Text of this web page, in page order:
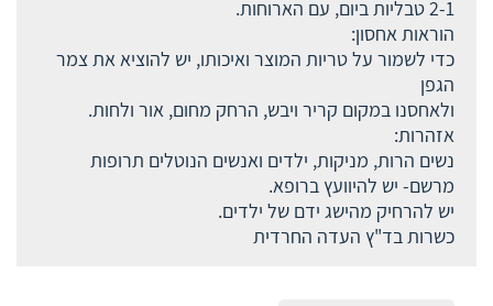
2-1 טבליות ביום, עם הארוחות.
הוראות אחסון:
כדי לשמור על טריות המוצר ואיכותו, יש להוציא את צמר
הגפן
ולאחסנו במקום קריר ויבש, הרחק מחום, אור ולחות.
אזהרות:
נשים הרות, מניקות, ילדים ואנשים הנוטלים תרופות
מרשם- יש להיוועץ ברופא.
יש להרחיק מהישג ידם של ילדים.
כשרות בד"ץ העדה החרדית